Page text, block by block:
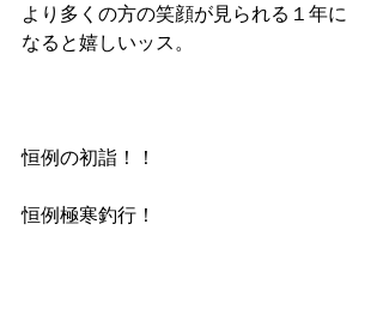
より多くの方の笑顔が見られる１年に
なると嬉しいッス。
恒例の初詣！！
恒例極寒釣行！